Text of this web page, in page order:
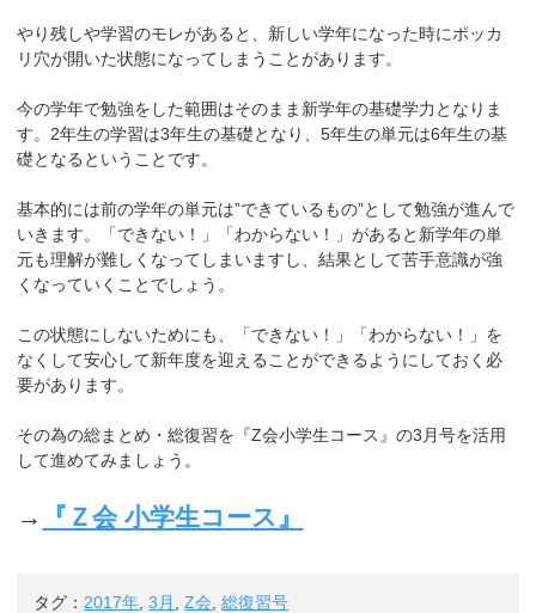
やり残しや学習のモレがあると、新しい学年になった時にポッカ
リ穴が開いた状態になってしまうことがあります。
今の学年で勉強をした範囲はそのまま新学年の基礎学力となりま
す。2年生の学習は3年生の基礎となり、5年生の単元は6年生の基
礎となるということです。
基本的には前の学年の単元は”できているもの”として勉強が進んで
いきます。「できない！」「わからない！」があると新学年の単
元も理解が難しくなってしまいますし、結果として苦手意識が強
くなっていくことでしょう。
この状態にしないためにも、「できない！」「わからない！」を
なくして安心して新年度を迎えることができるようにしておく必
要があります。
その為の総まとめ・総復習を『Z会小学生コース』の3月号を活用
して進めてみましょう。
→ 『Ｚ会 小学生コース』
タグ： 2017年 ,3月 ,Z会 ,総復習号